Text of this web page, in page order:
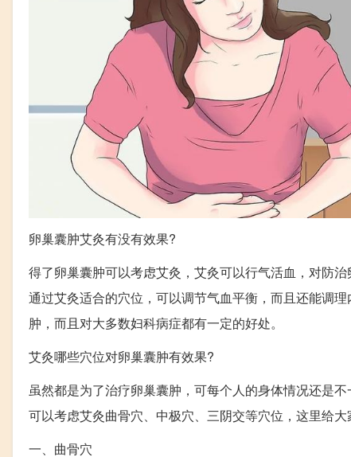
卵巢囊肿艾灸有没有效果?
得了卵巢囊肿可以考虑艾灸，艾灸可以行气活血，对防
通过艾灸适合的穴位，可以调节气血平衡，而且还能调
肿，而且对大多数妇科病症都有一定的好处。
艾灸哪些穴位对卵巢囊肿有效果?
虽然都是为了治疗卵巢囊肿，可每个人的身体情况还是
可以考虑艾灸曲骨穴、中极穴、三阴交等穴位，这里给大
一、曲骨穴